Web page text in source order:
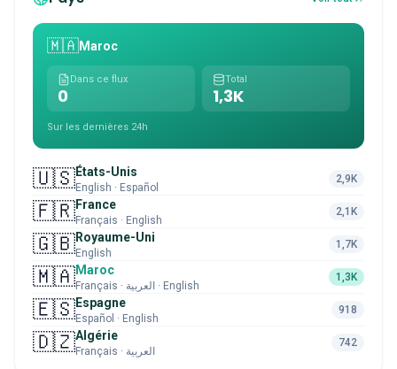
🇲🇦Maroc
Dans ce flux
0
Total
1,3K
Sur les dernières 24h
🇺🇸États-Unis
English · Español
2,9K
🇫🇷France
Français · English
2,1K
🇬🇧Royaume-Uni
English
1,7K
🇲🇦Maroc
Français · العربية · English
1,3K
🇪🇸Espagne
Español · English
918
🇩🇿Algérie
Français · العربية
742